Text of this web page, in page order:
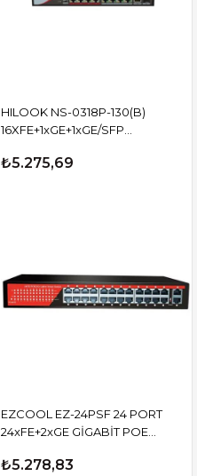
HILOOK NS-0318P-130(B)
16XFE+1xGE+1xGE/SFP
SWİTCH
₺5.275,69
EZCOOL EZ-24PSF 24 PORT
24xFE+2xGE GİGABİT POE
₺5.278,83